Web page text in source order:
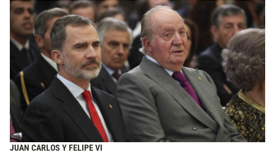
JUAN CARLOS Y FELIPE VI